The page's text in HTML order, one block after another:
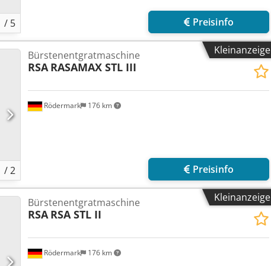
/ 5 Preisinfo
Kleinanzeige
/2
Rödermark 176 km
Bürstenentgratmaschine
RSA RASAMAX STL III
Preisinfo
Kleinanzeige
Rödermark 176 km
Bürstenentgratmaschine
RSA RSA STL II